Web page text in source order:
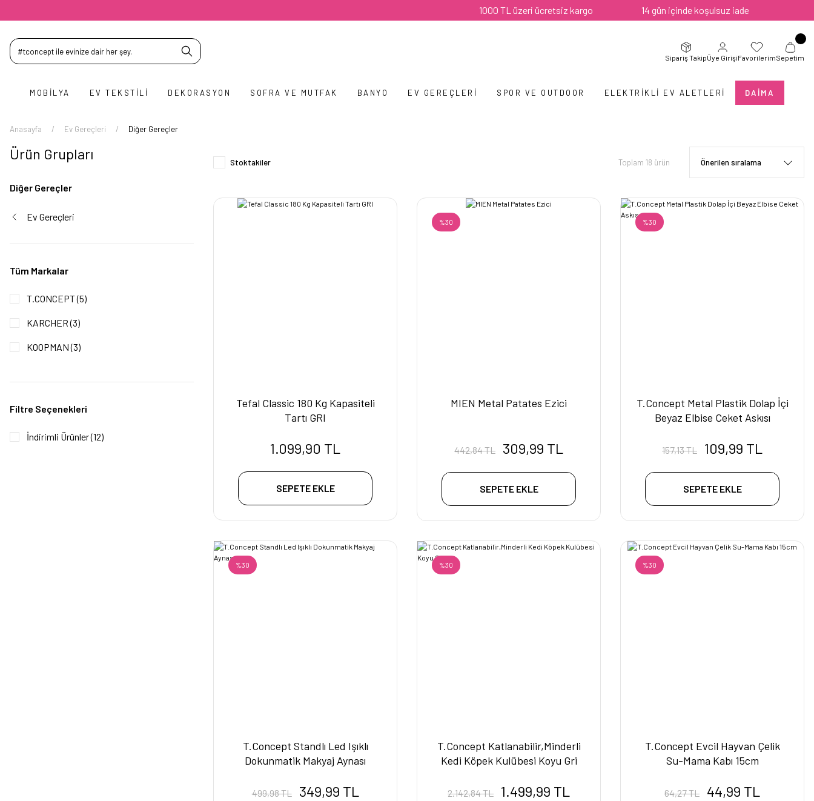
1000 TL üzeri ücretsiz kargo 14 gün içinde koşulsuz iade
Sipariş TakipÜye GirişiFavorilerimSepetim
MOBILYA EV TEKSTILI DEKORASYON SOFRA VE MUTFAK BANYO EV GEREÇLERI SPOR VE OUTDOOR ELEKTRIKLI EV ALETLERI DAIMA
Anasayfa Ev Gereçleri Diğer Gereçler
Ürün Grupları
Diğer Gereçler
Ev Gereçleri
Tüm Markalar
T.CONCEPT (5)
KARCHER (3)
KOOPMAN (3)
OKSWORLD (1)
Filtre Seçenekleri
İndirimli Ürünler (12)
Stoktakiler Toplam 18 ürün
Tefal Classic 180 Kg Kapasiteli
Tartı GRI
1.099,90 TL
SEPETE EKLE
%30
MIEN Metal Patates Ezici
442,84 TL 309,99 TL
SEPETE EKLE
%30
T.Concept Metal Plastik Dolap İçi
Beyaz Elbise Ceket Askısı
157,13 TL 109,99 TL
SEPETE EKLE
%30
T.Concept Standlı Led Işıklı
Dokunmatik Makyaj Aynası
499,98 TL 349,99 TL
%30
T.Concept Katlanabilir,Minderli
Kedi Köpek Kulübesi Koyu Gri
2.142,84 TL 1.499,99 TL
%30
T.Concept Evcil Hayvan Çelik
Su-Mama Kabı 15cm
64,27 TL 44,99 TL